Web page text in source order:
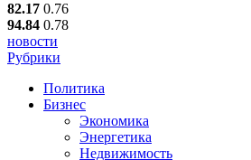
82.17 0.76
94.84 0.78
новости
Рубрики
Политика
Бизнес
Экономика
Энергетика
Недвижимость